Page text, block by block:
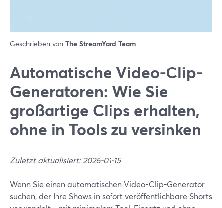
Geschrieben von The StreamYard Team
Automatische Video-Clip-
Generatoren: Wie Sie
großartige Clips erhalten,
ohne in Tools zu versinken
Zuletzt aktualisiert: 2026-01-15
Wenn Sie einen automatischen Video-Clip-Generator
suchen, der Ihre Shows in sofort veröffentlichbare Shorts